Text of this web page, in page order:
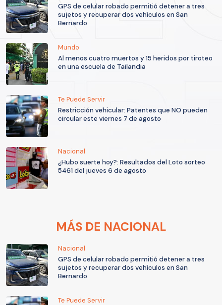
GPS de celular robado permitió detener a tres
sujetos y recuperar dos vehículos en San
Bernardo
Mundo
Al menos cuatro muertos y 15 heridos por tiroteo
en una escuela de Tailandia
Te Puede Servir
Restricción vehicular: Patentes que NO pueden
circular este viernes 7 de agosto
Nacional
¿Hubo suerte hoy?: Resultados del Loto sorteo
5461 del jueves 6 de agosto
MÁS DE NACIONAL
Nacional
GPS de celular robado permitió detener a tres
sujetos y recuperar dos vehículos en San
Bernardo
Te Puede Servir